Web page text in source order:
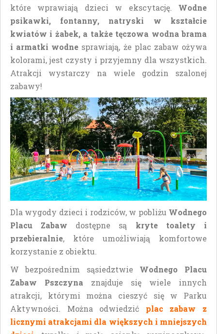
które wprawiają dzieci w ekscytację. Wodne
psikawki, fontanny, natryski w kształcie
kwiatów i żabek, a także tęczowa wodna brama
i armatki wodne sprawiają, że plac zabaw ożywa
kolorami, jest czysty i przyjemny dla wszystkich.
Atrakcji wystarczy na wiele godzin szalonej
zabawy!
Dla wygody dzieci i rodziców, w pobliżu Wodnego
Placu Zabaw dostępne są kryte toalety i
przebieralnie, które umożliwiają komfortowe
korzystanie z obiektu.
W bezpośrednim sąsiedztwie Wodnego Placu
Zabaw Pszczyna znajduje się wiele innych
atrakcji, którymi można cieszyć się w Parku
Aktywności. Można odwiedzić plac zabaw z
licznymi atrakcjami dla większych i mniejszych